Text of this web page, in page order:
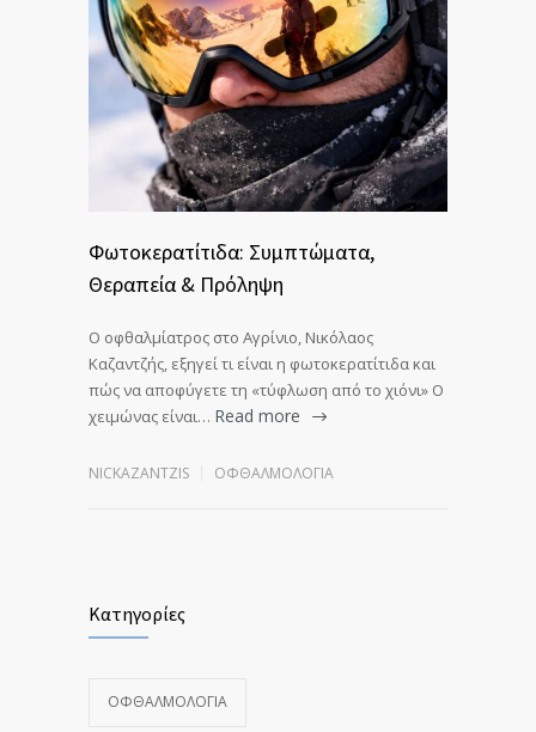
Φωτοκερατίτιδα: Συμπτώματα,
Θεραπεία & Πρόληψη
Ο οφθαλμίατρος στο Αγρίνιο, Νικόλαος
Καζαντζής, εξηγεί τι είναι η φωτοκερατίτιδα και
πώς να αποφύγετε τη «τύφλωση από το χιόνι» Ο
χειμώνας είναι… Read more
NICKAZANTZIS ΟΦΘΑΛΜΟΛΟΓΊΑ
Κατηγορίες
ΟΦΘΑΛΜΟΛΟΓΊΑ